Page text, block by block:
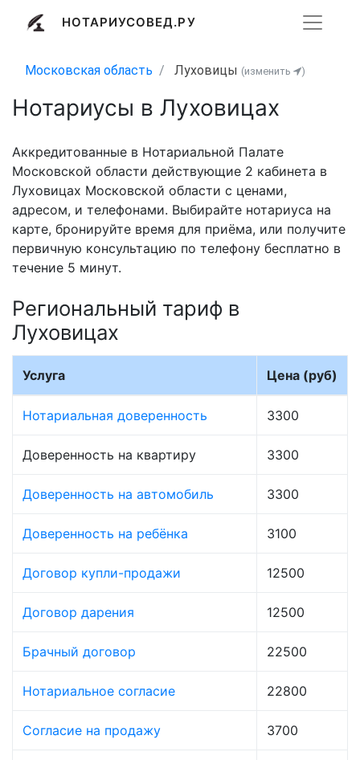
НОТАРИУСОВЕД.РУ
Московская область Луховицы (изменить )
Нотариусы в Луховицах
Аккредитованные в Нотариальной Палате
Московской области действующие 2 кабинета в
Луховицах Московской области с ценами,
адресом, и телефонами. Выбирайте нотариуса на
карте, бронируйте время для приёма, или получите
первичную консультацию по телефону бесплатно в
течение 5 минут.
Региональный тариф в
Луховицах
Услуга Цена (руб)
Нотариальная доверенность 3300
Доверенность на квартиру 3300
Доверенность на автомобиль 3300
Доверенность на ребёнка 3100
Договор купли-продажи 12500
Договор дарения 12500
Брачный договор 22500
Нотариальное согласие 22800
Согласие на продажу 3700